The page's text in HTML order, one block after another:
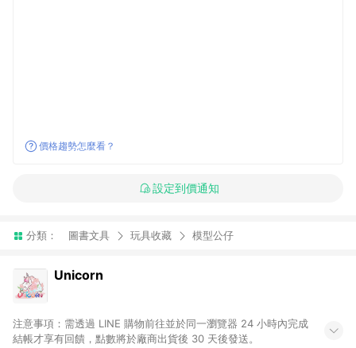
價格趨勢怎麼看？
設定到價通知
分類： 圖書文具 玩具收藏 模型公仔
Unicorn
注意事項：需透過 LINE 購物前往並於同一瀏覽器 24 小時內完成
結帳才享有回饋，點數將於廠商出貨後 30 天後發送。